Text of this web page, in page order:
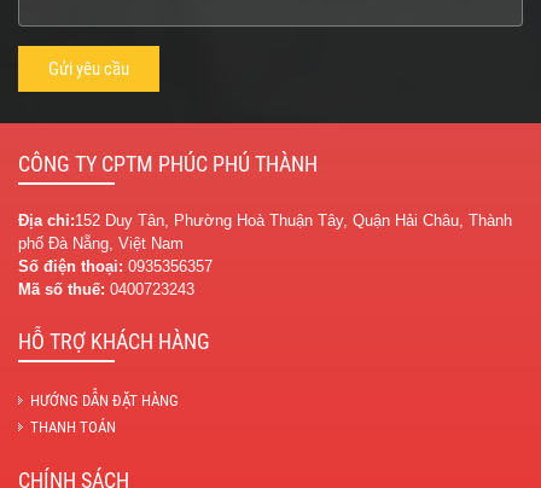
CÔNG TY CPTM PHÚC PHÚ THÀNH
Địa chỉ:152 Duy Tân, Phường Hoà Thuận Tây, Quận Hải Châu, Thành
phố Đà Nẵng, Việt Nam
Số điện thoại: 0935356357
Mã số thuế: 0400723243
HỖ TRỢ KHÁCH HÀNG
HƯỚNG DẪN ĐẶT HÀNG
THANH TOÁN
CHÍNH SÁCH